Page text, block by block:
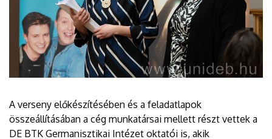
A verseny előkészítésében és a feladatlapok
összeállításában a cég munkatársai mellett részt vettek a
DE BTK Germanisztikai Intézet oktatói is, akik